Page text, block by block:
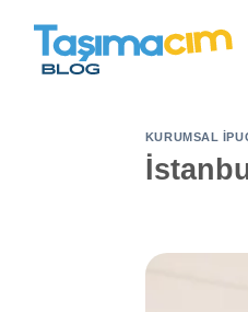
KURUMSAL